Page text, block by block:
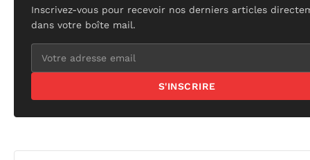
Inscrivez-vous pour recevoir nos derniers articles
dans votre boîte mail.
S'INSCRIRE